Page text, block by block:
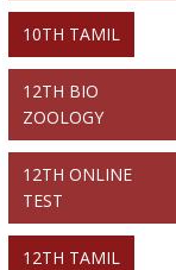
10TH TAMIL
12TH BIO
ZOOLOGY
12TH ONLINE
TEST
12TH TAMIL